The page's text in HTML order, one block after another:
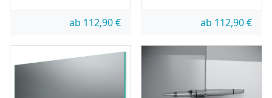
ab 112,90€ ab 112,90€